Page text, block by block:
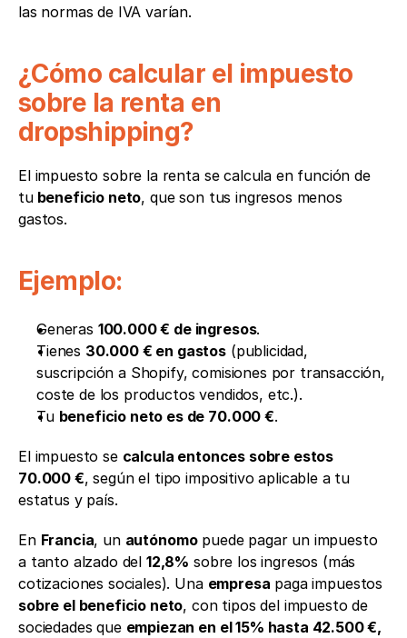
las normas de IVA varían.
¿Cómo calcular el impuesto
sobre la renta en
dropshipping?
El impuesto sobre la renta se calcula en función de
tu beneficio neto, que son tus ingresos menos
gastos.
Ejemplo:
Generas 100.000 € de ingresos.
Tienes 30.000 € en gastos (publicidad,
suscripción a Shopify, comisiones por transacción,
coste de los productos vendidos, etc.).
Tu beneficio neto es de 70.000 €.
El impuesto se calcula entonces sobre estos
70.000 €, según el tipo impositivo aplicable a tu
estatus y país.
En Francia, un autónomo puede pagar un impuesto
a tanto alzado del 12,8% sobre los ingresos (más
cotizaciones sociales). Una empresa
sobre el beneficio neto, con tipos del impuesto de
sociedades que empiezan en el 15% hasta 42.500 €,